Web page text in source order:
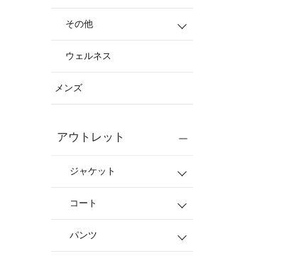
その他
ウェルネス
メンズ
アウトレット
ジャケット
コート
パンツ